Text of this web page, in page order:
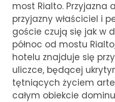
most Rialto. Przyjazna
przyjazny właściciel i
goście czują się jak w
północ od mostu
hotelu znajduje się
uliczce, będącej
tętniących życiem
całym obiekcie